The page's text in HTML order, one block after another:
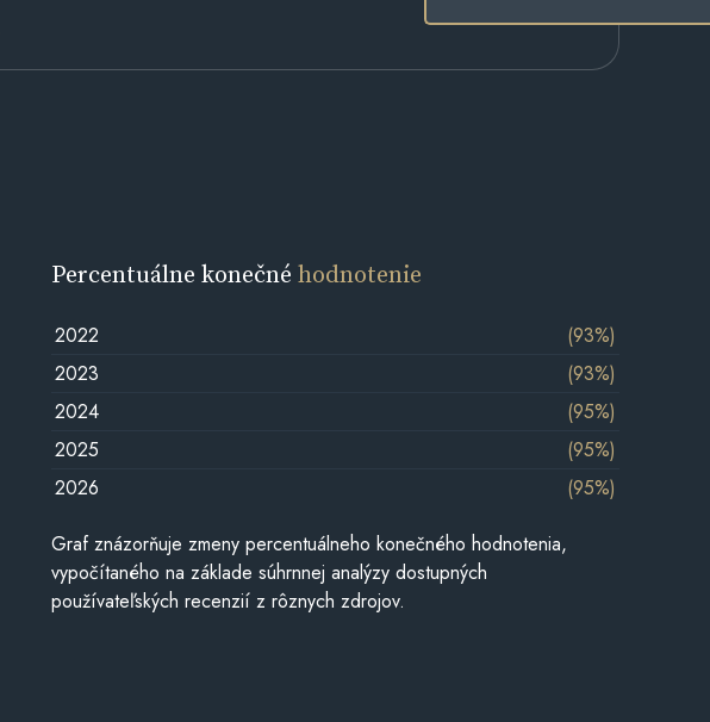
Percentuálne konečnéhodnotenie
2022
(93%)
2023
(93%)
2024
(95%)
2025
(95%)
2026
(95%)
Graf znázorňuje zmeny percentuálneho konečného hodnotenia,
vypočítaného na základe súhrnnej analýzy dostupných
používateľských recenzií z rôznych zdrojov.